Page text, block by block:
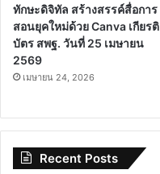
ทักษะดิจิทัล สร้างสรรค์สื่อการ
สอนยุคใหม่ด้วย Canva เกียรติ
บัตร สพฐ. วันที่ 25 เมษายน
2569
เมษายน 24, 2026
Recent Posts